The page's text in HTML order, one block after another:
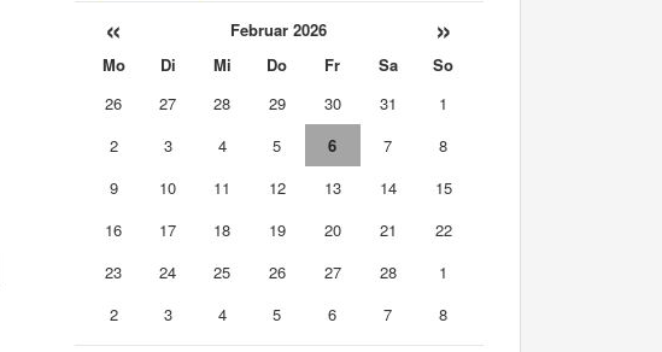
« Februar 2026 »
Mo Di Mi Do Fr Sa
So
26
27 28 29 30 31
1
2
3 4 5 6 7
8
9
10 11 12 13 14
15
16
17 18 19 20 21
22
23
24 25 26 27 28
1
2
3 4 5 6 7 8